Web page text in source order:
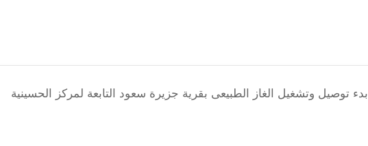
بدء توصيل وتشغيل الغاز الطبيعى بقرية جزيرة سعود التابعة لمركز الحسينية